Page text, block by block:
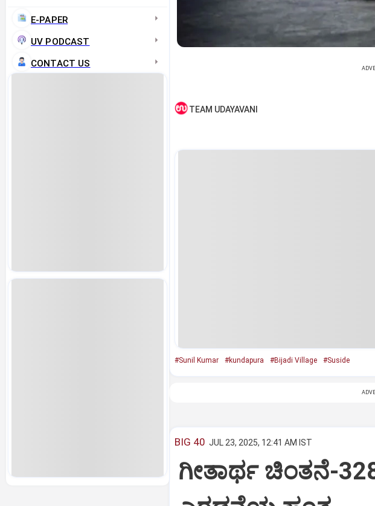
E-PAPER
UV PODCAST
CONTACT US
TEAM UDAYAVANI
#Sunil Kumar #kundapura #Bijadi Village #Suside
BIG 40 JUL 23, 2025, 12:41 AM IST
ಗೀತಾರ್ಥ ಚಿಂತನೆ-